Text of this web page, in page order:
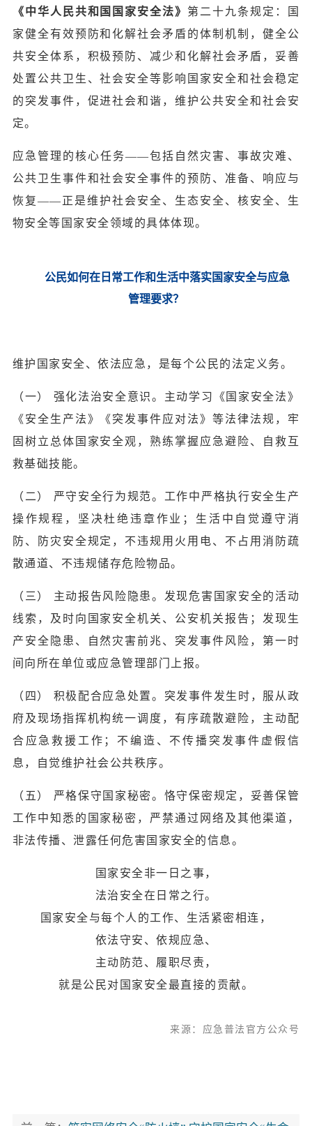
《中华人民共和国国家安全法》 第二十九条规定：国
家健全有效预防和化解社会矛盾的体制机制，健全公
共安全体系，积极预防、减少和化解社会矛盾，妥善
处置公共卫生、社会安全等影响国家安全和社会稳定
的突发事件，促进社会和谐，维护公共安全和社会安
定。
应急管理的核心任务——包括自然灾害、事故灾难、
公共卫生事件和社会安全事件的预防、准备、响应与
恢复——正是维护社会安全、生态安全、核安全、生
物安全等国家安全领域的具体体现。
公民如何在日常工作和生活中落实国家安全与应急
管理要求？
维护国家安全、依法应急，是每个公民的法定义务。
（一） 强化法治安全意识。主动学习《国家安全法》
《安全生产法》《突发事件应对法》等法律法规，牢
固树立总体国家安全观，熟练掌握应急避险、自救互
救基础技能。
（二） 严守安全行为规范。工作中严格执行安全生产
操作规程，坚决杜绝违章作业；生活中自觉遵守消
防、防灾安全规定，不违规用火用电、不占用消防疏
散通道、不违规储存危险物品。
（三） 主动报告风险隐患。发现危害国家安全的活动
线索，及时向国家安全机关、公安机关报告；发现生
产安全隐患、自然灾害前兆、突发事件风险，第一时
间向所在单位或应急管理部门上报。
（四） 积极配合应急处置。突发事件发生时，服从政
府及现场指挥机构统一调度，有序疏散避险，主动配
合应急救援工作；不编造、不传播突发事件虚假信
息，自觉维护社会公共秩序。
（五） 严格保守国家秘密。恪守保密规定，妥善保管
工作中知悉的国家秘密，严禁通过网络及其他渠道，
非法传播、泄露任何危害国家安全的信息。
国家安全非一日之事，
法治安全在日常之行。
国家安全与每个人的工作、生活紧密相连，
依法守安、依规应急、
主动防范、履职尽责，
就是公民对国家安全最直接的贡献。
来源：应急普法官方公众号